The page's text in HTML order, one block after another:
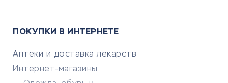
ПОКУПКИ В ИНТЕРНЕТЕ
Аптеки и доставка лекарств
Интернет-магазины